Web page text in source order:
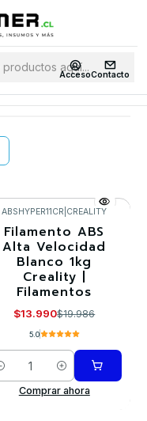
AccesoContacto
a Todo Chile · Retiro en
-30%
ABSHYPER11CR CREALITY
Filamento ABS
Alta Velocidad
Blanco 1kg
Creality |
Filamentos
$13.990$19.986
5.0
Comprar ahora